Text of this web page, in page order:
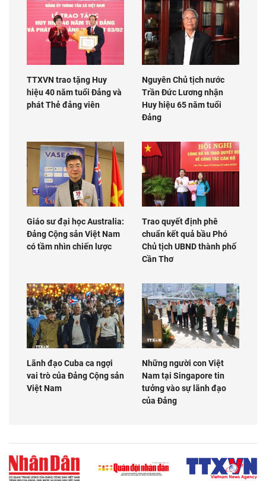
TTXVN trao tặng Huy
hiệu 40 năm tuổi Đảng và
phát Thẻ đảng viên
Nguyên Chủ tịch nước
Trần Đức Lương nhận
Huy hiệu 65 năm tuổi
Đảng
Giáo sư đại học Australia:
Đảng Cộng sản Việt Nam
có tầm nhìn chiến lược
Trao quyết định phê
chuẩn kết quả bầu Phó
Chủ tịch UBND thành phố
Cần Thơ
Lãnh đạo Cuba ca ngợi
vai trò của Đảng Cộng sản
Việt Nam
Những người con Việt
Nam tại Singapore tin
tưởng vào sự lãnh đạo
của Đảng